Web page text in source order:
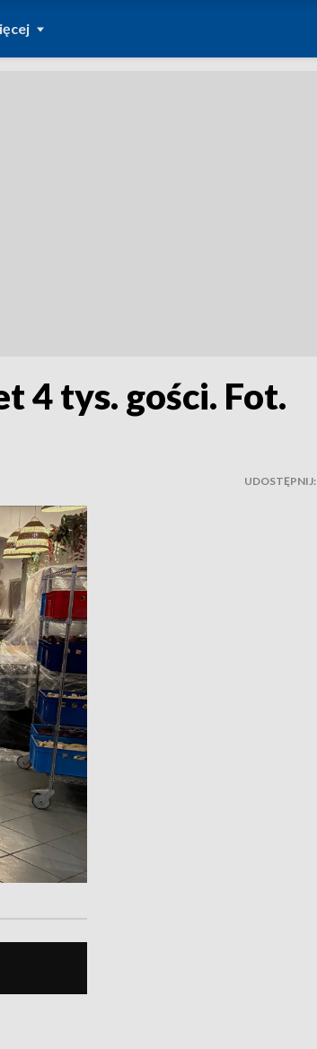
4 tys. gości. Fot.
UDOSTĘPNIJ: